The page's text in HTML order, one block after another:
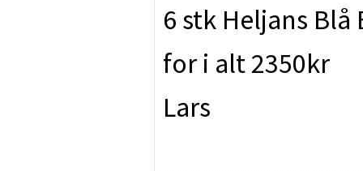
6 stk Heljans Blå
for i alt 2350kr
Lars